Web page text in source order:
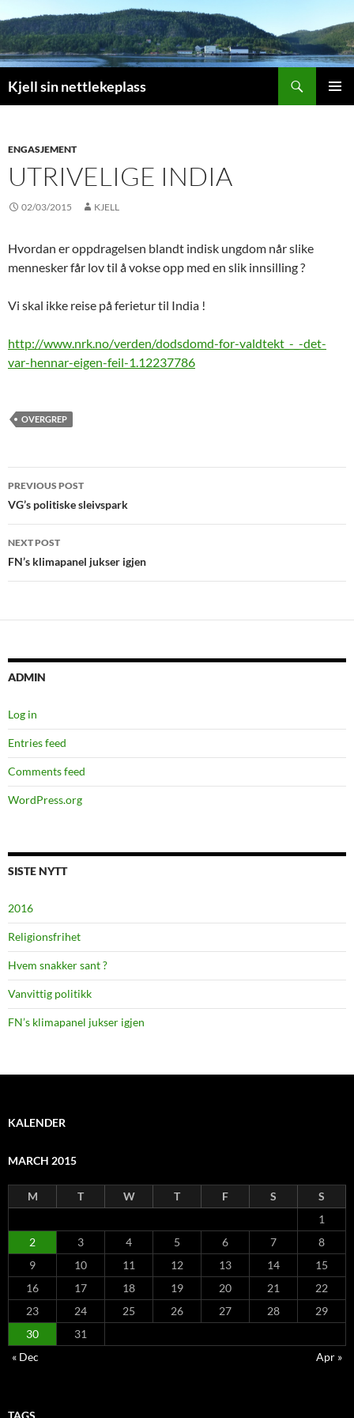
Kjell sin nettlekeplass
ENGASJEMENT
UTRIVELIGE INDIA
02/03/2015 KJELL
Hvordan er oppdragelsen blandt indisk ungdom når slike
mennesker får lov til å vokse opp med en slik innsilling ?
Vi skal ikke reise på ferietur til India !
http://www.nrk.no/verden/dodsdomd-for-valdtekt_-_-det-
var-hennar-eigen-feil-1.12237786
OVERGREP
Post
navigation
PREVIOUS POST
VG’s politiske sleivspark
NEXT POST
FN’s klimapanel jukser igjen
ADMIN
Log in
Entries feed
Comments feed
WordPress.org
SISTE NYTT
2016
Religionsfrihet
Hvem snakker sant ?
Vanvittig politikk
FN’s klimapanel jukser igjen
KALENDER
MARCH 2015
M T W T F S
S
1
2
3 4 5 6 7
8
9
10 11 12 13 14
15
16
17 18 19 20 21
22
23
24 25 26 27 28
29
30
31
« Dec
Apr »